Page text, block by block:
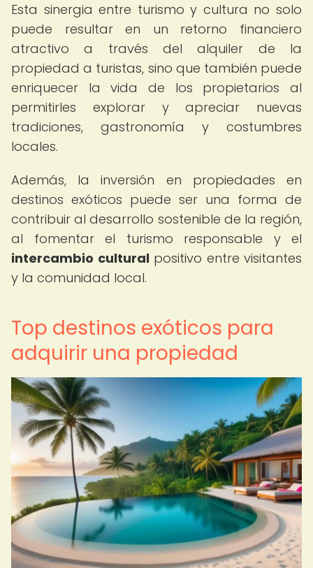
Esta sinergia entre turismo y cultura no solo
puede resultar en un retorno financiero
atractivo a través del alquiler de la
propiedad a turistas, sino que también puede
enriquecer la vida de los propietarios al
permitirles explorar y apreciar nuevas
tradiciones, gastronomía y costumbres
locales.
Además, la inversión en propiedades en
destinos exóticos puede ser una forma de
contribuir al desarrollo sostenible de la región,
al fomentar el turismo responsable y el
intercambio culturalpositivo entre visitantes
y la comunidad local.
Top destinos exóticos para
adquirir una propiedad